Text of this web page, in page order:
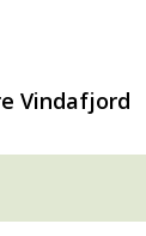
Vindafjord